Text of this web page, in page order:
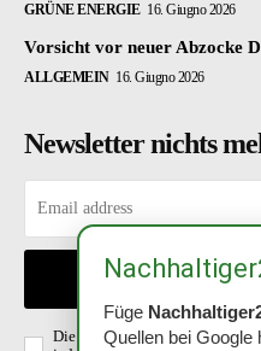
GRÜNE ENERGIE 16. Giugno 2026
Vorsicht vor neuer Abzocke
ALLGEMEIN 16. Giugno 2026
Newsletter nichts
Die Richtlinien habe ich
Füge
Quellen bei Google